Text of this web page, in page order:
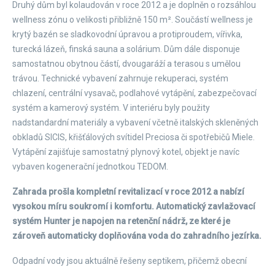
Druhý dům byl kolaudován v roce 2012 a je doplněn o rozsáhlou
wellness zónu o velikosti přibližně 150 m². Součástí wellness je
krytý bazén se sladkovodní úpravou a protiproudem, vířivka,
turecká lázeň, finská sauna a solárium. Dům dále disponuje
samostatnou obytnou částí, dvougaráží a terasou s umělou
trávou. Technické vybavení zahrnuje rekuperaci, systém
chlazení, centrální vysavač, podlahové vytápění, zabezpečovací
systém a kamerový systém. V interiéru byly použity
nadstandardní materiály a vybavení včetně italských skleněných
obkladů SICIS, křišťálových svítidel Preciosa či spotřebičů Miele.
Vytápění zajišťuje samostatný plynový kotel, objekt je navíc
vybaven kogenerační jednotkou TEDOM.
Zahrada prošla kompletní revitalizací v roce 2012 a nabízí
vysokou míru soukromí i komfortu. Automatický zavlažovací
systém Hunter je napojen na retenční nádrž, ze které je
zároveň automaticky doplňována voda do zahradního jezírka.
Odpadní vody jsou aktuálně řešeny septikem, přičemž obecní